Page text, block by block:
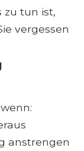
zu tun ist,
vergessen
anstrengen